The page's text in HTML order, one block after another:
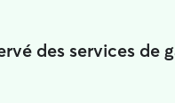
des services de